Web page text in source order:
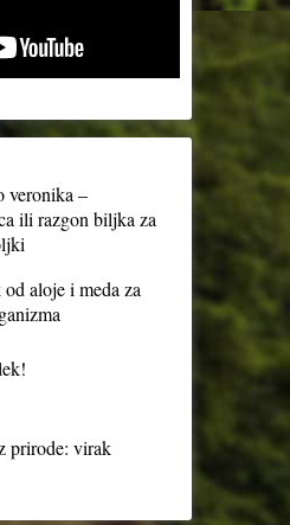
veronika –
ili razgon biljka za
aloje i meda za
prirode: virak